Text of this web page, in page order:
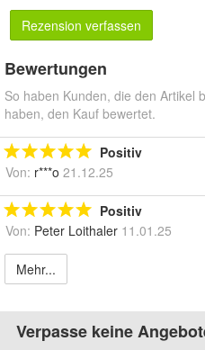
Rezension verfassen
Bewertungen
So haben Kunden, die den Artikel
haben, den Kauf bewertet.
Positiv
Von: r***o 21.12.25
Positiv
Von: Peter Loithaler 11.01.25
Mehr...
Verpasse keine